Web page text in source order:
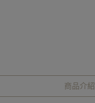
商品介紹